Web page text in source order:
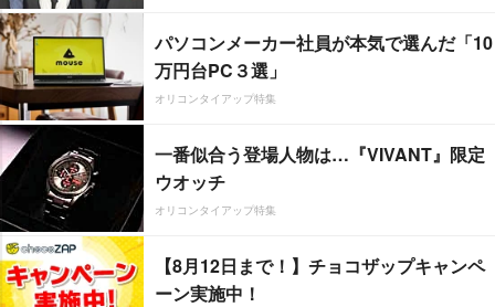
パソコンメーカー社員が本気で選んだ「10
万円台PC３選」
オリコンタイアップ特集
一番似合う登場人物は…『VIVANT』限定
ウオッチ
オリコンタイアップ特集
【8月12日まで！】チョコザップキャンペ
ーン実施中！